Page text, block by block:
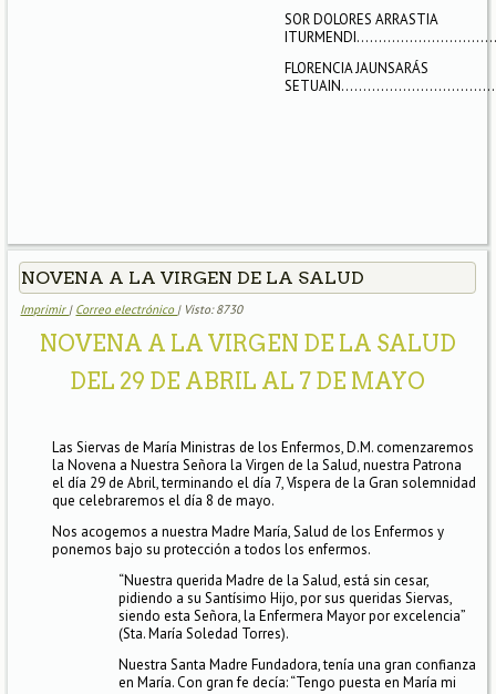
SOR DOLORES ARRASTIA
FLORENCIA JAUNSARÁS
NOVENA A LA VIRGEN DE LA SALUD
Imprimir | Correo electrónico | Visto: 8730
NOVENA A LA VIRGEN DE LA SALUD
DEL 29 DE ABRIL AL 7 DE MAYO
Las Siervas de María Ministras de los Enfermos, D.M. comenzaremos
la Novena a Nuestra Señora la Virgen de la Salud, nuestra Patrona
el día 29 de Abril, terminando el día 7, Víspera de la Gran solemnidad
que celebraremos el día 8 de mayo.
Nos acogemos a nuestra Madre María, Salud de los Enfermos y
ponemos bajo su protección a todos los enfermos.
“Nuestra querida Madre de la Salud, está sin cesar,
pidiendo a su Santísimo Hijo, por sus queridas Siervas,
siendo esta Señora, la Enfermera Mayor por excelencia”
(Sta. María Soledad Torres).
Nuestra Santa Madre Fundadora, tenía una gran confianza
en María. Con gran fe decía: “Tengo puesta en María mi